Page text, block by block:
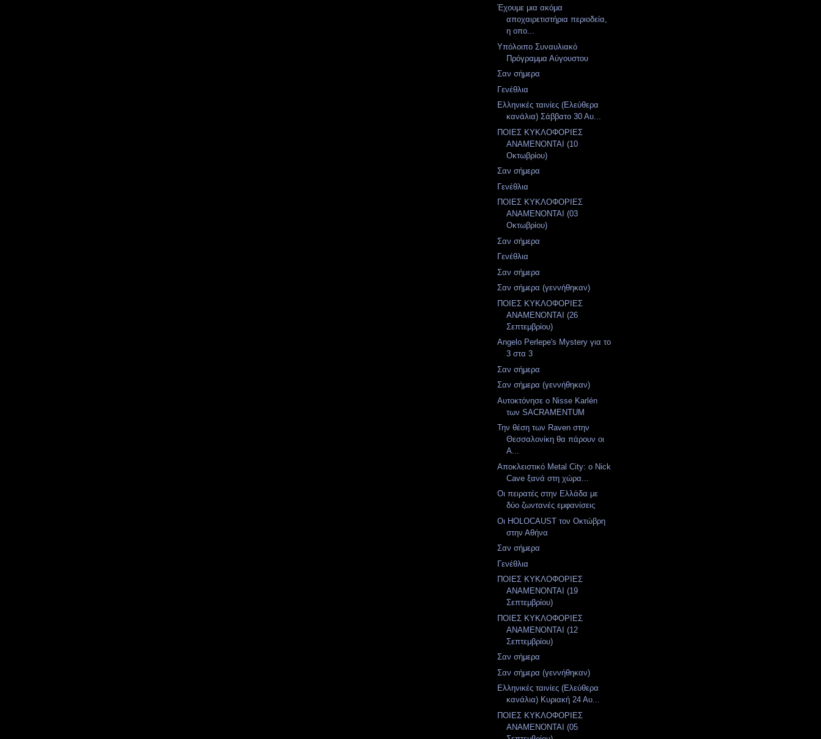
Έχουμε μια ακόμα
αποχαιρετιστήρια περιοδεία,
η οπο...
Υπόλοιπο Συναυλιακό
Πρόγραμμα Αύγουστου
Σαν σήμερα
Γενέθλια
Ελληνικές ταινίες (Ελεύθερα
κανάλια) Σάββατο 30 Αυ...
ΠΟΙΕΣ ΚΥΚΛΟΦΟΡΙΕΣ
ΑΝΑΜΕΝΟΝΤΑΙ (10
Οκτωβρίου)
Σαν σήμερα
Γενέθλια
ΠΟΙΕΣ ΚΥΚΛΟΦΟΡΙΕΣ
ΑΝΑΜΕΝΟΝΤΑΙ (03
Οκτωβρίου)
Σαν σήμερα
Γενέθλια
Σαν σήμερα
Σαν σήμερα (γεννήθηκαν)
ΠΟΙΕΣ ΚΥΚΛΟΦΟΡΙΕΣ
ΑΝΑΜΕΝΟΝΤΑΙ (26
Σεπτεμβρίου)
Angelo Perlepe's Mystery για το
3 στα 3
Σαν σήμερα
Σαν σήμερα (γεννήθηκαν)
Αυτοκτόνησε ο Nisse Karlén
των SACRAMENTUM
Την θέση των Raven στην
Θεσσαλονίκη θα πάρουν οι
A...
Αποκλειστικό Metal City: ο Nick
Cave ξανά στη χώρα...
Οι πειρατές στην Ελλάδα με
δύο ζωντανές εμφανίσεις
Οι HOLOCAUST τον Οκτώβρη
στην Αθήνα
Σαν σήμερα
Γενέθλια
ΠΟΙΕΣ ΚΥΚΛΟΦΟΡΙΕΣ
ΑΝΑΜΕΝΟΝΤΑΙ (19
Σεπτεμβρίου)
ΠΟΙΕΣ ΚΥΚΛΟΦΟΡΙΕΣ
ΑΝΑΜΕΝΟΝΤΑΙ (12
Σεπτεμβρίου)
Σαν σήμερα
Σαν σήμερα (γεννήθηκαν)
Ελληνικές ταινίες (Ελεύθερα
κανάλια) Κυριακή 24 Αυ...
ΠΟΙΕΣ ΚΥΚΛΟΦΟΡΙΕΣ
ΑΝΑΜΕΝΟΝΤΑΙ (05